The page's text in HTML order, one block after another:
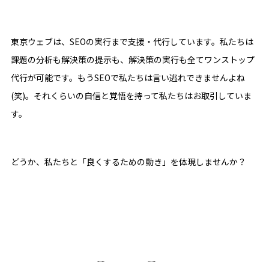
東京ウェブは、SEOの実行まで支援・代行しています。私たちは
課題の分析も解決策の提示も、解決策の実行も全てワンストップ
代行が可能です。もうSEOで私たちは言い逃れできませんよね
(笑)。それくらいの自信と覚悟を持って私たちはお取引していま
す。
どうか、私たちと「良くするための動き」を体現しませんか？